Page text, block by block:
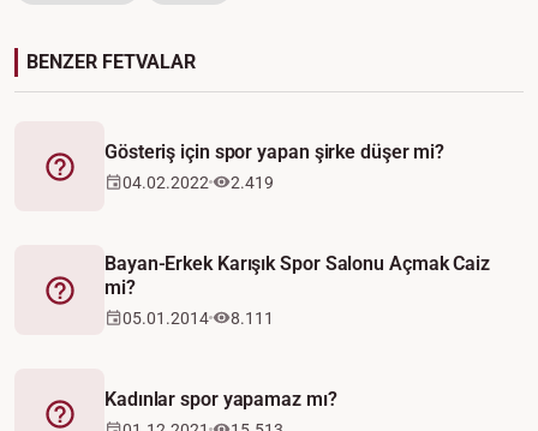
BENZER FETVALAR
Fetva
Gösteriş için spor yapan şirke düşer mi?
04.02.2022 2.419
Fetva
Bayan-Erkek Karışık Spor Salonu Açmak Caiz
mi?
05.01.2014 8.111
Fetva
Kadınlar spor yapamaz mı?